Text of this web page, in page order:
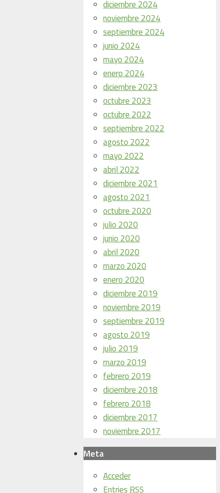
diciembre 2024
noviembre 2024
septiembre 2024
junio 2024
mayo 2024
enero 2024
diciembre 2023
octubre 2023
octubre 2022
septiembre 2022
agosto 2022
mayo 2022
abril 2022
diciembre 2021
agosto 2021
octubre 2020
julio 2020
junio 2020
abril 2020
marzo 2020
enero 2020
diciembre 2019
noviembre 2019
septiembre 2019
agosto 2019
julio 2019
marzo 2019
febrero 2019
diciembre 2018
febrero 2018
diciembre 2017
noviembre 2017
Meta
Acceder
EntriesRSS